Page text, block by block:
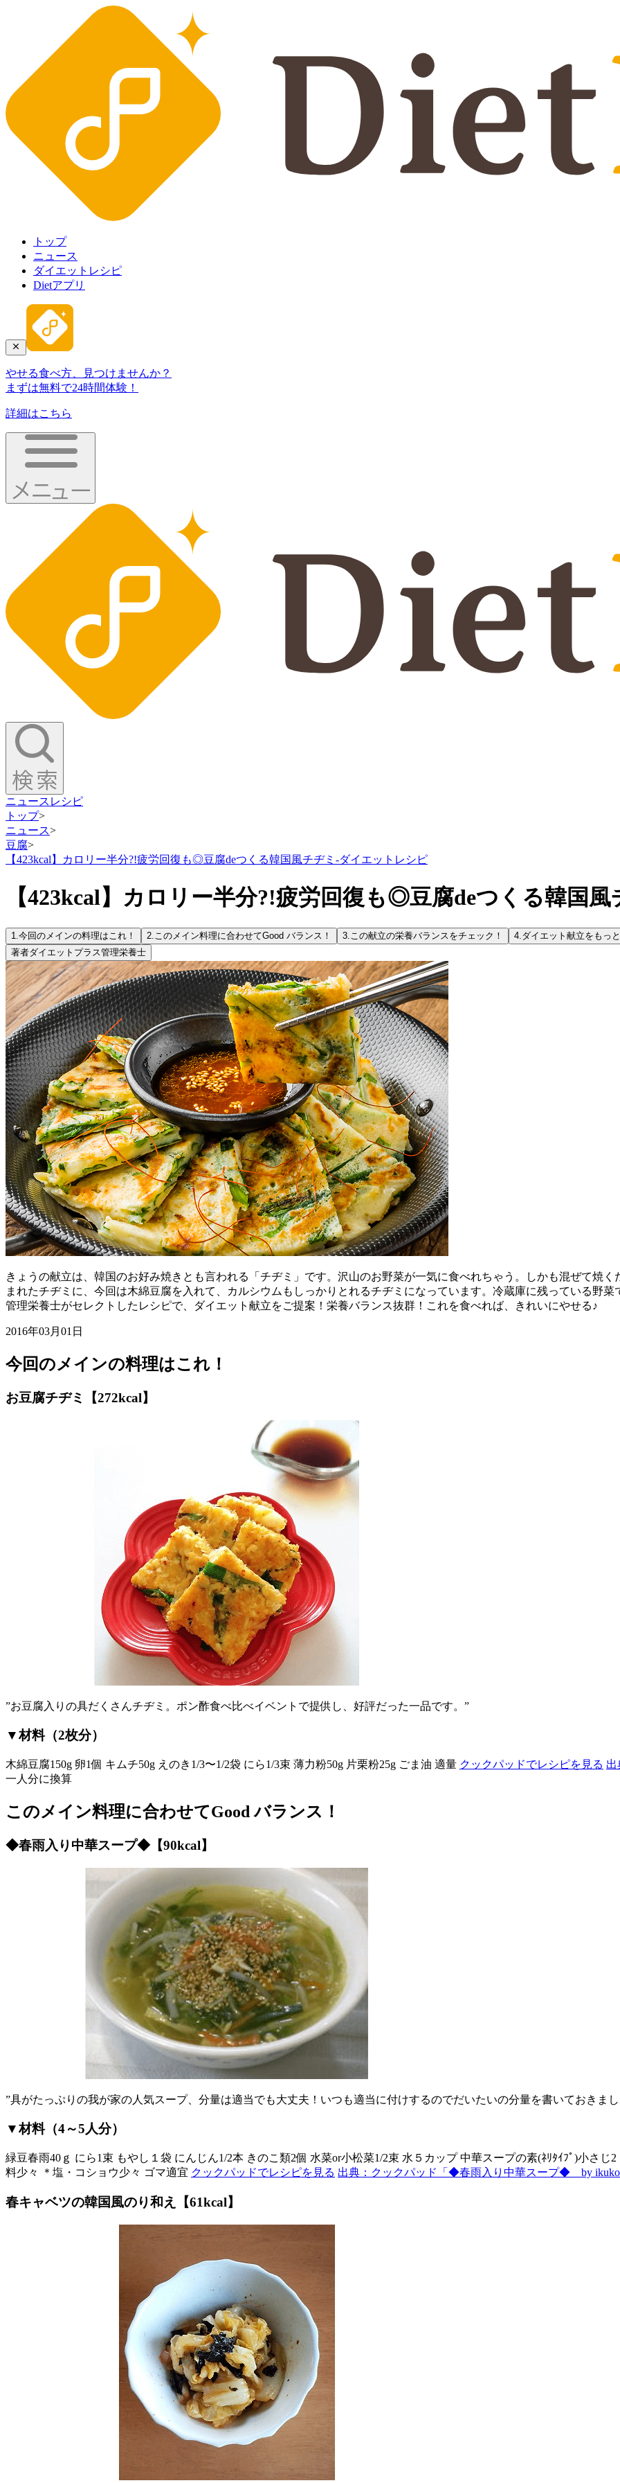
トップ
ニュース
ダイエットレシピ
Dietアプリ
やせる食べ方、見つけませんか？
まずは無料で24時間体験！
詳細はこちら
ニュース レシピ
トップ>
ニュース>
豆腐>
【423kcal】カロリー半分?!疲労回復も◎豆腐deつくる韓国風チヂミ-ダイエットレシピ
【423kcal】カロリー半分?!疲労回復も◎豆腐deつくる韓国
1.今回のメインの料理はこれ！ 2.このメイン料理に合わせてGood バランス！ 3.この献立の栄養バランスをチェック！ 4.ダイエット献立をもっ
著者ダイエットプラス管理栄養士
きょうの献立は、韓国のお好み焼きとも言われる「チヂミ」です。沢山のお野菜が一気に食べれちゃう。しかも混ぜて焼
まれたチヂミに、今回は木綿豆腐を入れて、カルシウムもしっかりとれるチヂミになっています。冷蔵庫に残っている野
管理栄養士がセレクトしたレシピで、ダイエット献立をご提案！栄養バランス抜群！これを食べれば、きれいにやせる♪
2016年03月01日
今回のメインの料理はこれ！
お豆腐チヂミ【272kcal】
”お豆腐入りの具だくさんチヂミ。ポン酢食べ比べイベントで提供し、好評だった一品です。”
▼材料（2枚分）
木綿豆腐150g 卵1個 キムチ50g えのき1/3〜1/2袋 にら1/3束 薄力粉50g 片栗粉25g ごま油 適量 クックパッドでレシピを見る
一人分に換算
このメイン料理に合わせてGood バランス！
◆春雨入り中華スープ◆【90kcal】
”具がたっぷりの我が家の人気スープ、分量は適当でも大丈夫！いつも適当に付けするのでだいたいの分量を書いておきま
▼材料（4～5人分）
緑豆春雨40ｇ にら1束 もやし１袋 にんじん1/2本 きのこ類2個 水菜or小松菜1/2束 水５カップ 中華スープの素(ﾈﾘﾀｲﾌﾟ)小さじ
料少々 ＊塩・コショウ少々 ゴマ適宜 クックパッドでレシピを見る 出典：クックパッド「◆春雨入り中華スープ◆ by
春キャベツの韓国風のり和え【61kcal】